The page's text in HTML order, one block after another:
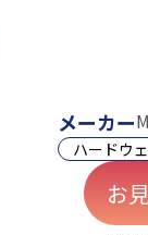
メーカー
ハードウ
お